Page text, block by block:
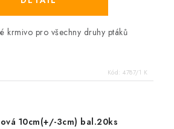
krmivo pro všechny druhy ptáků
Kód: 4787/1 K
10cm(+/-3cm) bal.20ks